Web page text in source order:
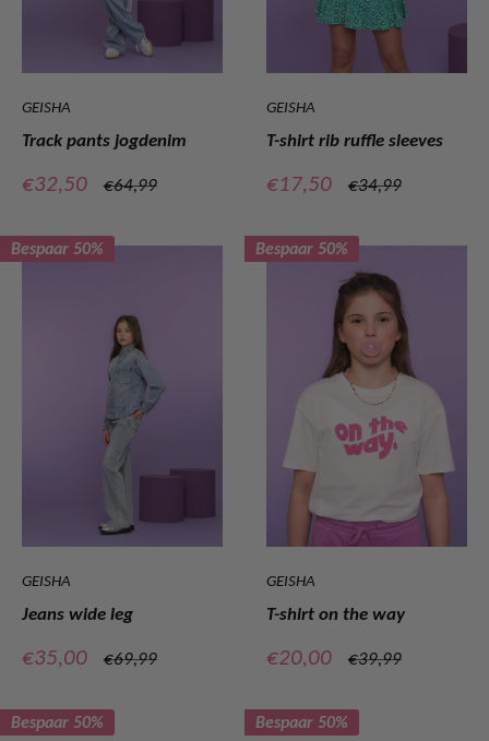
GEISHA
Track pants jogdenim
Verkoopprijs
€32,50
Normale
€64,99
GEISHA
T-shirt rib ruffle sleeves
Verkoopprijs
€17,50
Normale
€34,99
Bespaar 50%
GEISHA
Jeans wide leg
Verkoopprijs
€35,00
Normale
€69,99
Bespaar 50%
GEISHA
T-shirt on the way
Verkoopprijs
€20,00
Normale
€39,99
Bespaar 50% Bespaar 50%